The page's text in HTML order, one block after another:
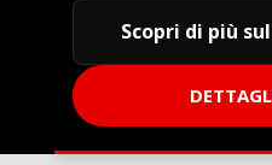
Scopri di più